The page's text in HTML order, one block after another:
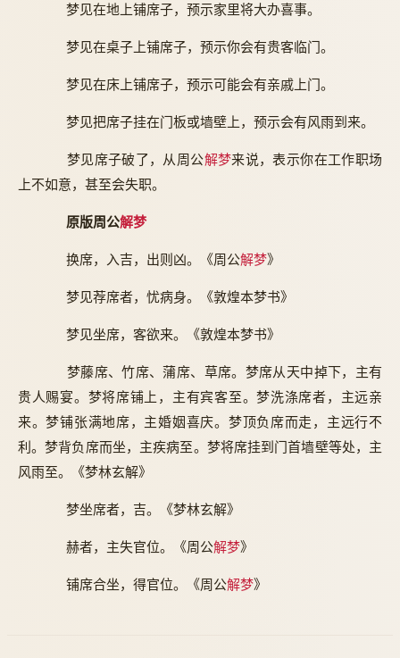
梦见在地上铺席子，预示家里将大办喜事。
梦见在桌子上铺席子，预示你会有贵客临门。
梦见在床上铺席子，预示可能会有亲戚上门。
梦见把席子挂在门板或墙壁上，预示会有风雨到来。
梦见席子破了，从周公解梦来说，表示你在工作职场
上不如意，甚至会失职。
原版周公解梦
换席，入吉，出则凶。《周公解梦》
梦见荐席者，忧病身。《敦煌本梦书》
梦见坐席，客欲来。《敦煌本梦书》
梦藤席、竹席、蒲席、草席。梦席从天中掉下，主有
贵人赐宴。梦将席铺上，主有宾客至。梦洗涤席者，主远亲
来。梦铺张满地席，主婚姻喜庆。梦顶负席而走，主远行不
利。梦背负席而坐，主疾病至。梦将席挂到门首墙壁等处，主
风雨至。《梦林玄解》
梦坐席者，吉。《梦林玄解》
赫者，主失官位。《周公解梦》
铺席合坐，得官位。《周公解梦》